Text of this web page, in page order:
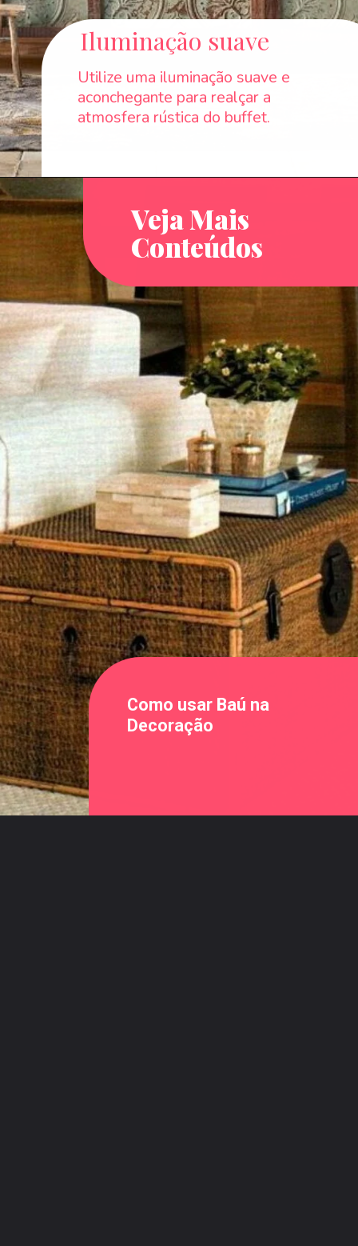
Iluminação suave
Utilize uma iluminação suave e
aconchegante para realçar a
atmosfera rústica do buffet.
Veja Mais
Conteúdos
Como usar Baú na
Decoração